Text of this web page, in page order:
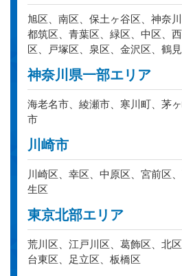
旭区、南区、保土ヶ谷区、神奈
都筑区、青葉区、緑区、中区、
区、戸塚区、泉区、金沢区、鶴
神奈川県一部エリア
海老名市、綾瀬市、寒川町、茅
市
川崎市
川崎区、幸区、中原区、宮前区
生区
東京北部エリア
荒川区、江戸川区、葛飾区、北
台東区、足立区、板橋区